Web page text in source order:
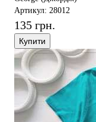
Артикул: 28012
135 грн.
Купити